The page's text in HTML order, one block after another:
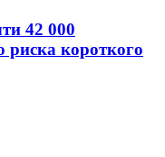
42 000
риска короткого